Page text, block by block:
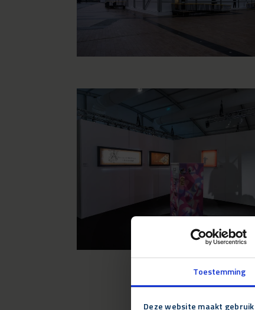
Toestemming
Deze website maakt